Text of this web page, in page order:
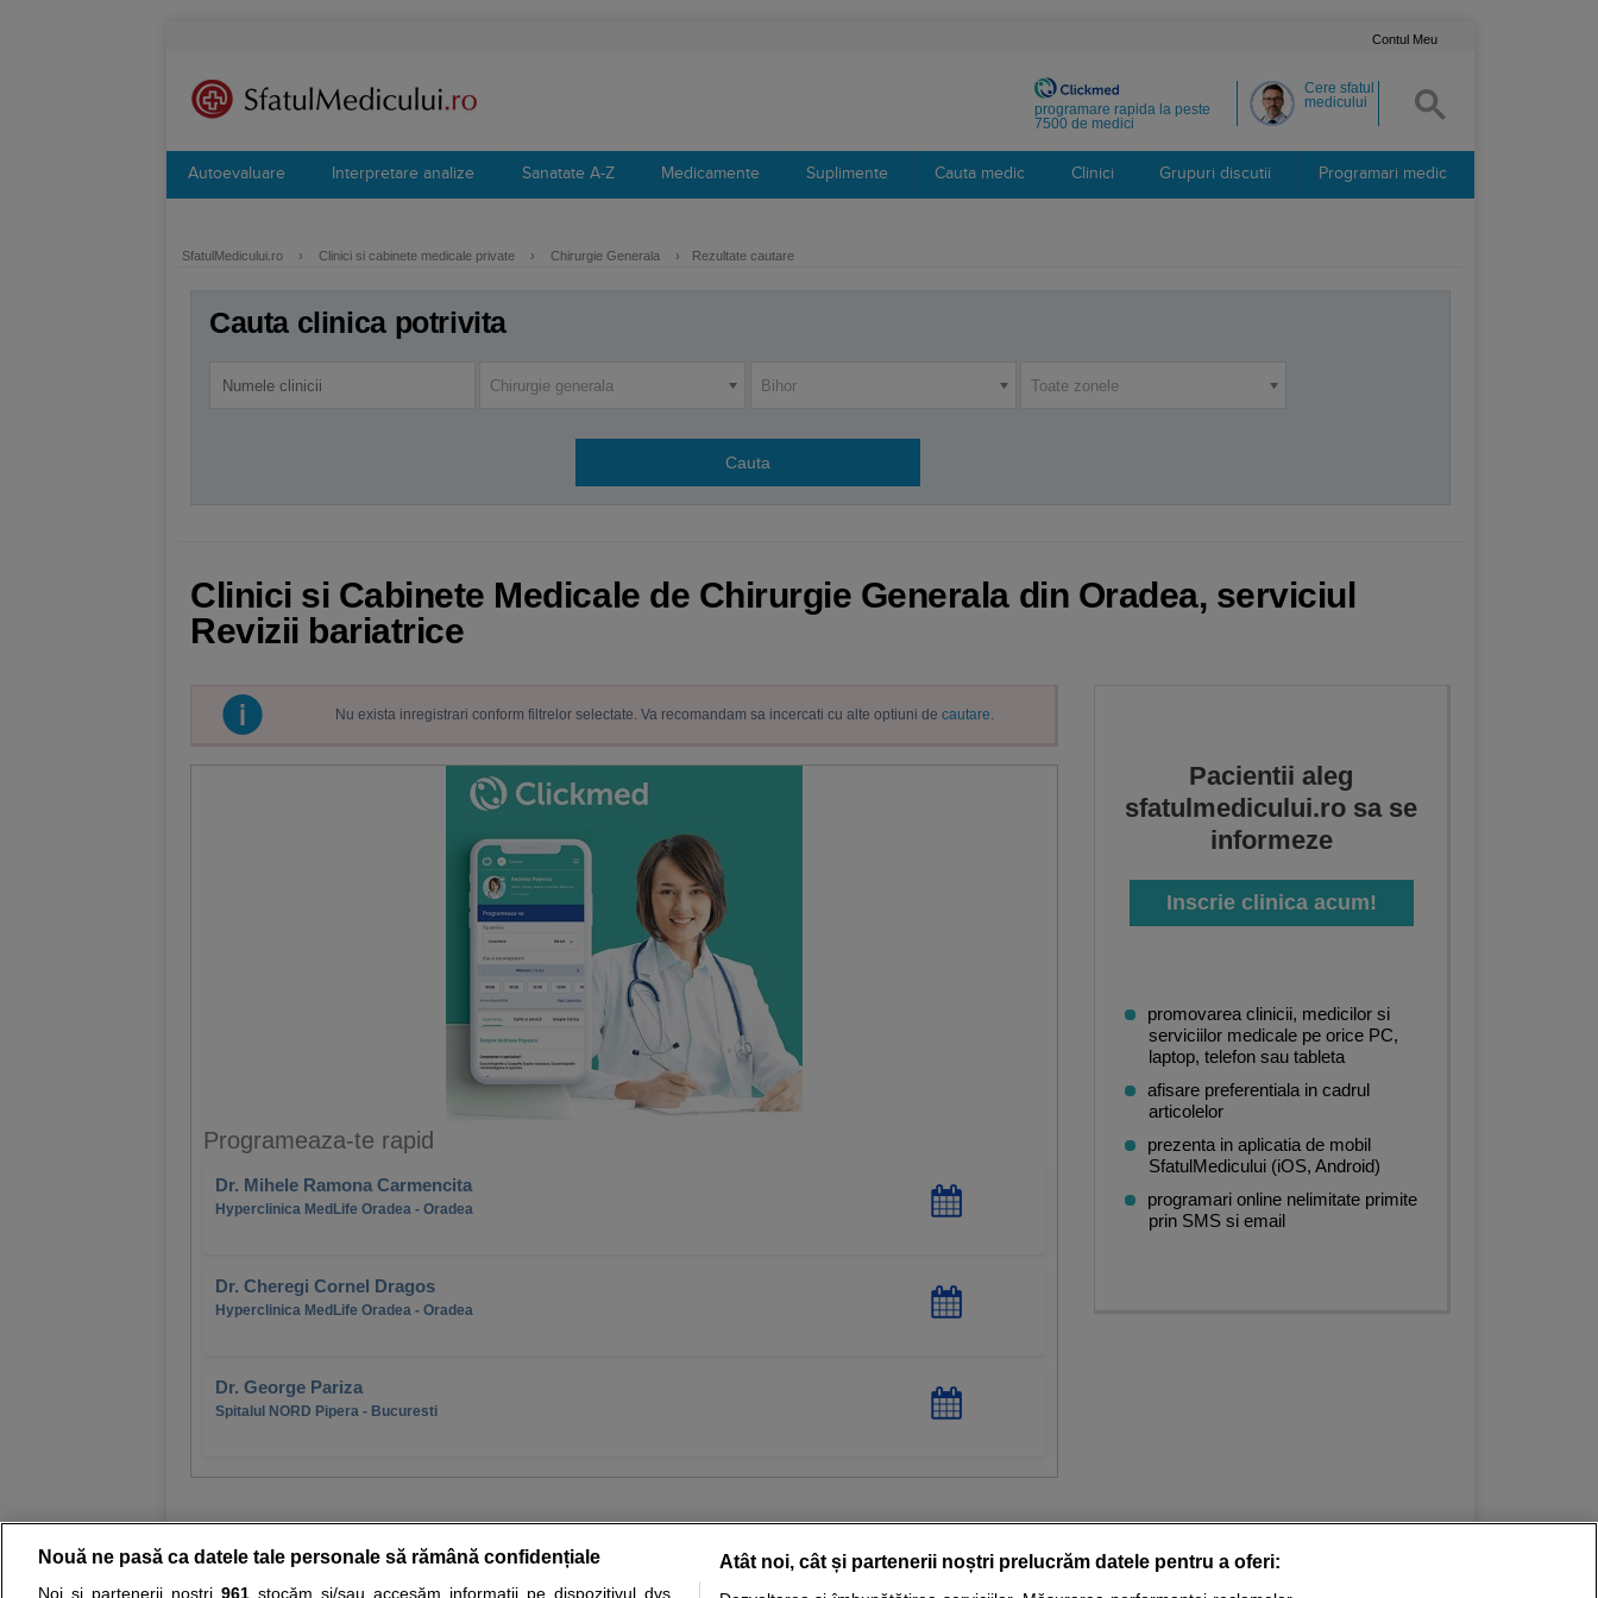
Contul Meu
Cere sfatul
medicului
programare rapida la peste
7500 de medici
Autoevaluare Interpretare analize Sanatate A-Z Medicamente Suplimente Cauta medic Clinici Grupuri discutii Programari medic
SfatulMedicului.ro › Clinici si cabinete medicale private › Chirurgie Generala › Rezultate cautare
Cauta clinica potrivita
Chirurgie generala Bihor Toate zonele
Clinici si Cabinete Medicale de Chirurgie Generala din Oradea, serviciul
Revizii bariatrice
Nu exista inregistrari conform filtrelor selectate. Va recomandam sa incercati cu alte optiuni de cautare.
Programeaza-te rapid
Dr. Mihele Ramona Carmencita
Hyperclinica MedLife Oradea - Oradea
Dr. Cheregi Cornel Dragos
Hyperclinica MedLife Oradea - Oradea
Dr. George Pariza
Spitalul NORD Pipera - Bucuresti
Pacientii aleg
sfatulmedicului.ro sa se
informeze
Inscrie clinica acum!
promovarea clinicii, medicilor si
serviciilor medicale pe orice PC,
laptop, telefon sau tableta
afisare preferentiala in cadrul
articolelor
prezenta in aplicatia de mobil
SfatulMedicului (iOS, Android)
programari online nelimitate primite
prin SMS si email
Nouă ne pasă ca datele tale personale să rămână confidențiale
Noi și partenerii noștri 961stocăm și/sau accesăm informații pe dispozitivul dvs.,
Atât noi, cât și partenerii noștri prelucrăm datele pentru a oferi: